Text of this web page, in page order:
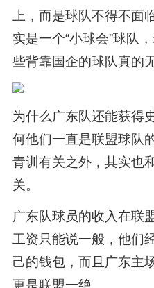
上，而是球队不得不面
实是一个“小球会”球队
些背靠国企的球队真的
为什么广东队还能获得
何他们一直是联盟球队
青训有关之外，其实也
关。
广东队球员的收入在联
工资只能说一般，他们
己的钱包，而且广东主
更是联盟一绝。